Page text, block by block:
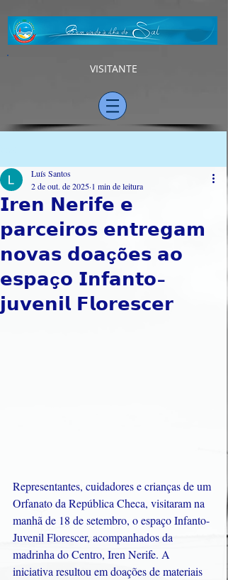
VISITANTE
𝗜𝗿𝗲𝗻 𝗡𝗲𝗿𝗶𝗳𝗲 𝗲
𝗽𝗮𝗿𝗰𝗲𝗶𝗿𝗼𝘀 𝗲𝗻𝘁𝗿𝗲𝗴𝗮𝗺
𝗻𝗼𝘃𝗮𝘀 𝗱𝗼𝗮çõ𝗲𝘀 𝗮𝗼
𝗲𝘀𝗽𝗮ç𝗼 𝗜𝗻𝗳𝗮𝗻𝘁𝗼-
𝗷𝘂𝘃𝗲𝗻𝗶𝗹 𝗙𝗹𝗼𝗿𝗲𝘀𝗰𝗲𝗿
Luís Santos
2 de out. de 2025 1 min de leitura
Representantes, cuidadores e crianças de um
Orfanato da República Checa, visitaram na
manhã de 18 de setembro, o espaço Infanto-
Juvenil Florescer, acompanhados da
madrinha do Centro, Iren Nerife. A
iniciativa resultou em doações de materiais